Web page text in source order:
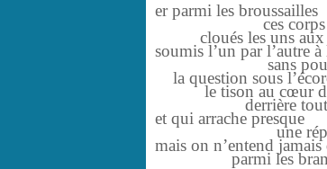
er parmi les broussailles
ces corps
cloués les uns aux
soumis l’un par l’autre
sans pouvoir
la question sous
le tison au cœur
derrière toute
et qui arrache presque
une
mais on n’entend
parmi les